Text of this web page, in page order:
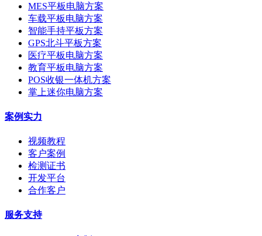
MES平板电脑方案
车载平板电脑方案
智能手持平板方案
GPS北斗平板方案
医疗平板电脑方案
教育平板电脑方案
POS收银一体机方案
掌上迷你电脑方案
案例实力
视频教程
客户案例
检测证书
开发平台
合作客户
服务支持